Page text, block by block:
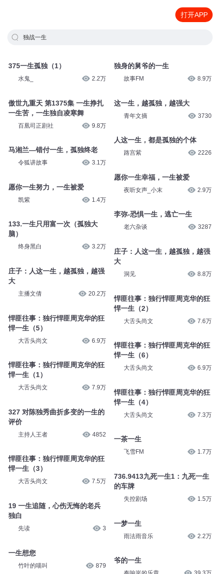
打开APP
独战一生
375一生孤独（1）
水鬼_ 2.2万
傲世九重天 第1375集 一生挣扎
一生苦，一生独自凌寒舞
百凰司正剧社 9.8万
马湘兰—错付一生，孤独终老
令狐讲故事 3.1万
愿你一生努力，一生被爱
凯紫 1.4万
133.一生只用富一次（孤独大
脑）
终身黑白 3.2万
庄子：人这一生，越孤独，越强
大
主播文倩 20.2万
悍匪往事：独行悍匪周克华的狂
悍一生（5）
大舌头尚文 6.9万
悍匪往事：独行悍匪周克华的狂
悍一生（1）
大舌头尚文 7.9万
327 对陈独秀曲折多变的一生的
评价
主持人王者 4852
悍匪往事：独行悍匪周克华的狂
悍一生（3）
大舌头尚文 7.5万
19 一生追随，心伤无悔的老兵
独白
先读 3
一生想您
竹叶的喵叫 879
独身的舅爷的一生
故事FM 8.9万
这一生，越孤独，越强大
青年文摘 3730
人这一生，都是孤独的个体
路宫紫 2226
愿你一生幸福，一生被爱
夜听女声_小末 2.9万
李弥-恐惧一生，逃亡一生
老六杂谈 3287
庄子：人这一生，越孤独，越强
大
洞见 8.8万
悍匪往事：独行悍匪周克华的狂
悍一生（2）
大舌头尚文 7.6万
悍匪往事：独行悍匪周克华的狂
悍一生（6）
大舌头尚文 6.9万
悍匪往事：独行悍匪周克华的狂
悍一生（4）
大舌头尚文 7.3万
一茶一生
飞雪FM 1.7万
736.9413九死一生1：九死一生
的车牌
失控剧场 1.5万
一梦一生
雨法雨音乐 2.2万
爷的一生